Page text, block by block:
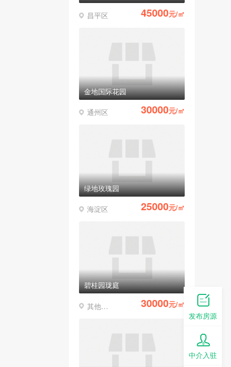
昌平区 45000元/㎡
金地国际花园
通州区 30000元/㎡
绿地玫瑰园
海淀区 25000元/㎡
碧桂园珑庭
其他区县 30000元/㎡
发布房源
中介入驻